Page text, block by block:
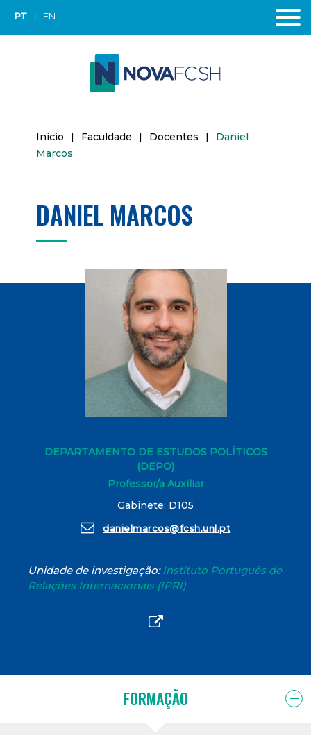
PT EN
Início | Faculdade | Docentes |
Daniel
Marcos
DANIEL MARCOS
DEPARTAMENTO DE ESTUDOS POLÍTICOS
(DEPO)
Professor/a Auxiliar
Gabinete: D105
danielmarcos@fcsh.unl.pt
Unidade de investigação:Instituto Português de
Relações Internacionais (IPRI)
FORMAÇÃO